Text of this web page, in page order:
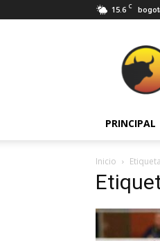
15.6 C
Voy
a
Los
Toros
PRINCIPAL
Inicio